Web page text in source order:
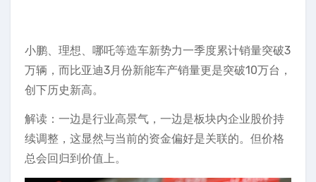
小鹏、理想、哪吒等造车新势力一季度累计销量突破3
万辆，而比亚迪3月份新能车产销量更是突破10万台，
创下历史新高。
解读：一边是行业高景气，一边是板块内企业股价持
续调整，这显然与当前的资金偏好是关联的。但价格
总会回归到价值上。